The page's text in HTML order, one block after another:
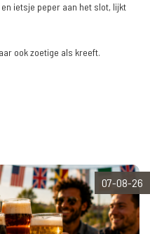
ietsje peper aan het slot, lijkt
ook zoetige als kreeft.
07-08-26